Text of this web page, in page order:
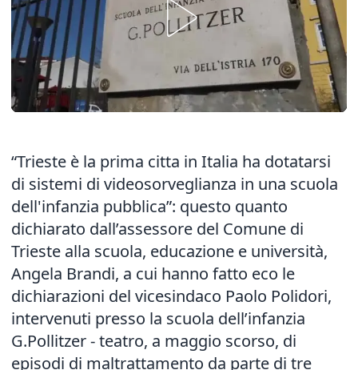
“Trieste è la prima citta in Italia ha dotatarsi
di sistemi di videosorveglianza in una scuola
dell'infanzia pubblica”: questo quanto
dichiarato dall’assessore del Comune di
Trieste alla scuola, educazione e università,
Angela Brandi, a cui hanno fatto eco le
dichiarazioni del vicesindaco Paolo Polidori,
intervenuti presso la scuola dell’infanzia
G.Pollitzer - teatro, a maggio scorso, di
episodi di maltrattamento da parte di tre